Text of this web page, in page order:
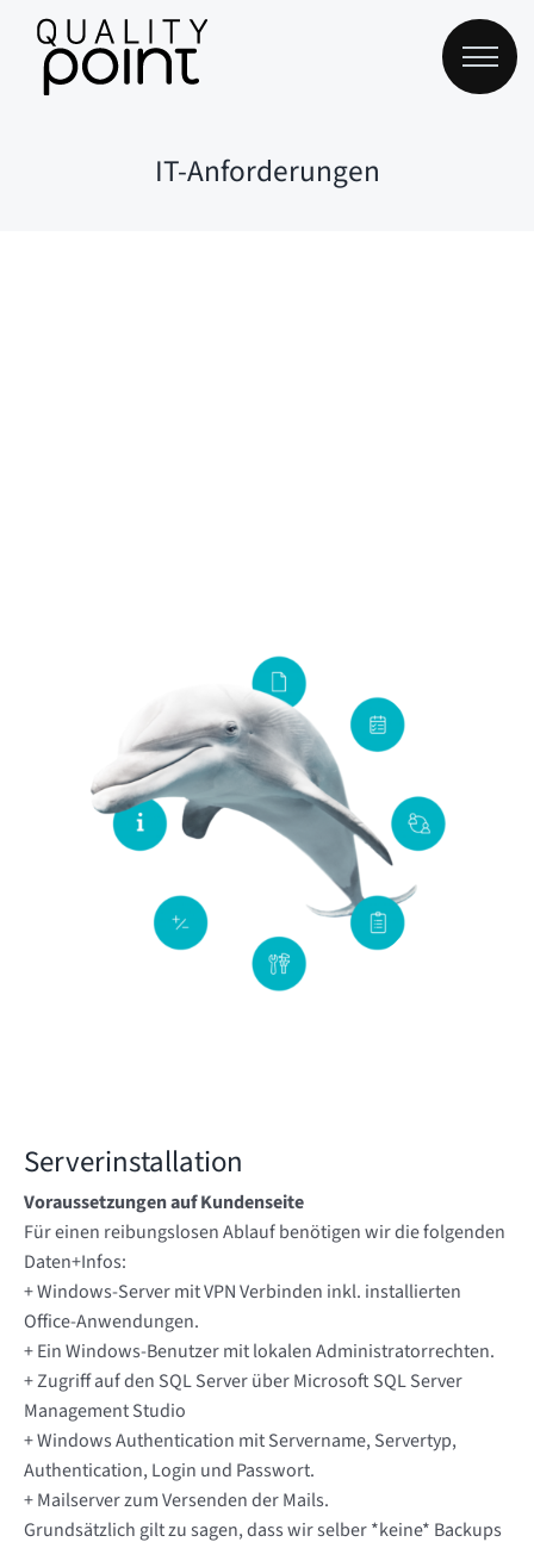
Inhalt
springen
IT-Anforderungen
Serverinstallation
Voraussetzungen auf Kundenseite
Für einen reibungslosen Ablauf benötigen wir die folgenden
Daten+Infos:
+ Windows-Server mit VPN Verbinden inkl. installierten
Office-Anwendungen.
+ Ein Windows-Benutzer mit lokalen Administratorrechten.
+ Zugriff auf den SQL Server über Microsoft SQL Server
Management Studio
+ Windows Authentication mit Servername, Servertyp,
Authentication, Login und Passwort.
+ Mailserver zum Versenden der Mails.
Grundsätzlich gilt zu sagen, dass wir selber *keine* Backups